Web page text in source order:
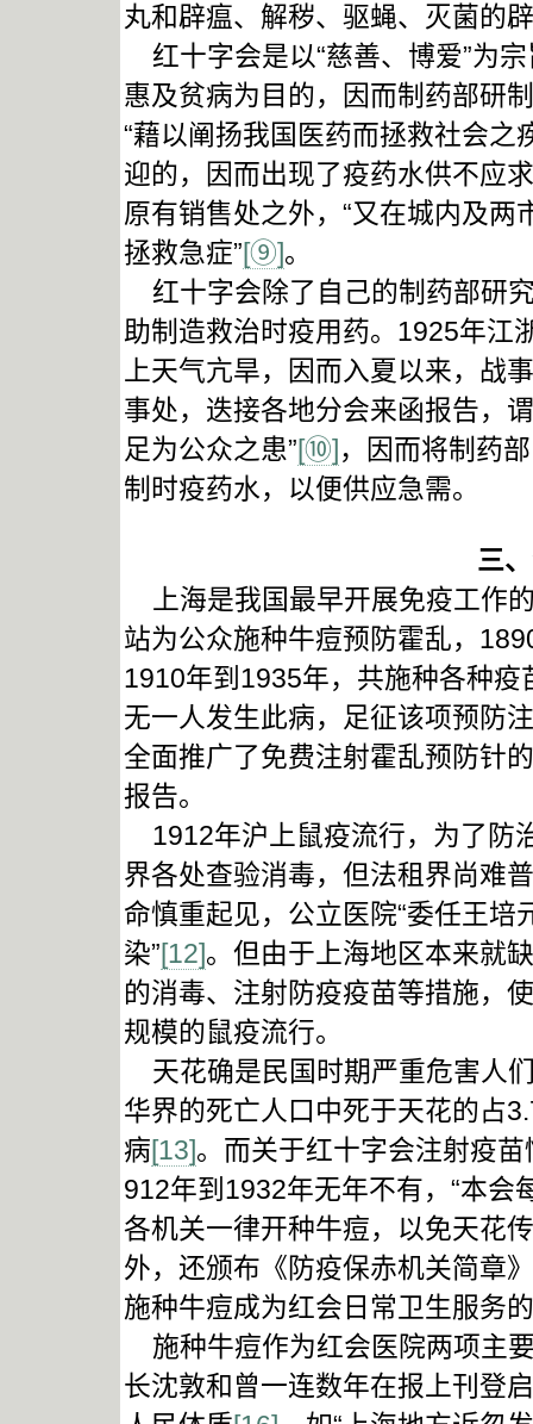
丸和辟瘟、解秽、驱蝇、灭菌的
红十字会是以“慈善、博爱”为
惠及贫病为目的，因而制药部研
“藉以阐扬我国医药而拯救社会之
迎的，因而出现了疫药水供不应
原有销售处之外，“又在城内及
拯救急症”[⑨]。
红十字会除了自己的制药部研
助制造救治时疫用药。1925年江
上天气亢旱，因而入夏以来，战
事处，迭接各地分会来函报告，
足为公众之患”[⑩]，因而将制药
制时疫药水，以便供应急需。
三
上海是我国最早开展免疫工作
站为公众施种牛痘预防霍乱，
1910年到1935年，共施种各种
无一人发生此病，足征该项预防
全面推广了免费注射霍乱预防针
报告。
1912年沪上鼠疫流行，为了防
界各处查验消毒，但法租界尚难
命慎重起见，公立医院“委任王
染”[12]。但由于上海地区本来就
的消毒、注射防疫疫苗等措施，
规模的鼠疫流行。
天花确是民国时期严重危害人
华界的死亡人口中死于天花的占
病[13]。而关于红十字会注射疫
912年到1932年无年不有，“本会
各机关一律开种牛痘，以免天花
外，还颁布《防疫保赤机关简章
施种牛痘成为红会日常卫生服务
施种牛痘作为红会医院两项主
长沈敦和曾一连数年在报上刊登